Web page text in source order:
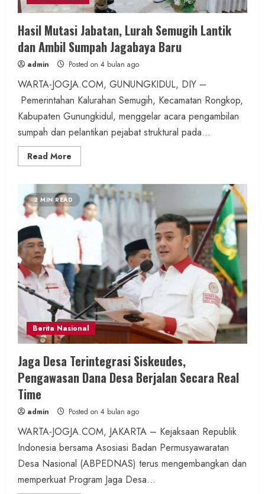
Hasil Mutasi Jabatan, Lurah Semugih Lantik
dan Ambil Sumpah Jagabaya Baru
admin Posted on 4 bulan ago
WARTA-JOGJA.COM, GUNUNGKIDUL, DIY –
Pemerintahan Kalurahan Semugih, Kecamatan Rongkop,
Kabupaten Gunungkidul, menggelar acara pengambilan
sumpah dan pelantikan pejabat struktural pada...
Read More
more
Mutasi
Jabatan,
Lurah
Semugih
Lantik
Ambil
Sumpah
Jagabaya
Baru
2 MIN READ
Berita Nasional
Jaga Desa Terintegrasi Siskeudes,
Pengawasan Dana Desa Berjalan Secara Real
Time
admin Posted on 4 bulan ago
WARTA-JOGJA.COM, JAKARTA – Kejaksaan Republik
Indonesia bersama Asosiasi Badan Permusyawaratan
Desa Nasional (ABPEDNAS) terus mengembangkan dan
memperkuat Program Jaga Desa...